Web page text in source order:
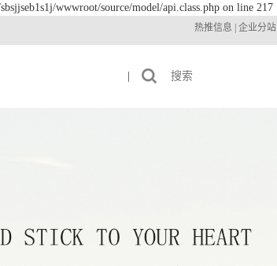
wwwroot/source/model/api.class.php on line 217
热推信息 企业分站